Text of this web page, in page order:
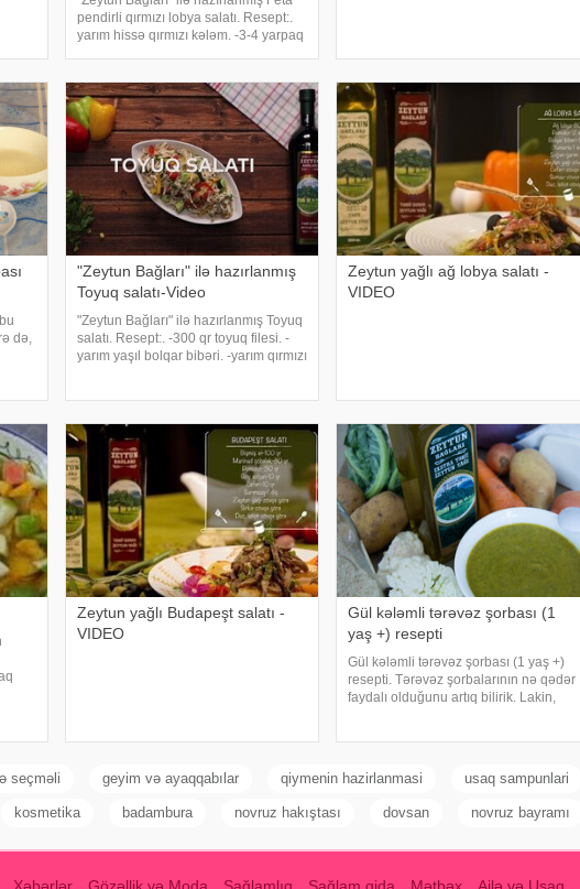
pendirli qırmızı lobya salatı. Resept:.
yarım hissə qırmızı kələm. -3-4 yarpaq
-30 qr doğranmış qoz
də,
"Zeytun Bağları" ilə hazırlanmış
Toyuq salatı-Video
"Zeytun Bağları" ilə hazırlanmış Toyuq
salatı. Resept:. -300 qr toyuq filesi. -
yarım yaşıl bolqar bibəri. -yarım qırmızı
Zeytun yağlı ağ lobya salatı -
VIDEO
Zeytun yağlı Budapeşt salatı -
VIDEO
Gül kələmli tərəvəz şorbası (1
yaş +) resepti
Gül kələmli tərəvəz şorbası (1 yaş +)
resepti. Tərəvəz şorbalarının nə qədər
faydalı olduğunu artıq bilirik. Lakin,
seçməli geyim və ayaqqabılar qiymenin hazirlanmasi usaq sampunlari
kosmetika badambura novruz hakıştası dovsan novruz bayramı